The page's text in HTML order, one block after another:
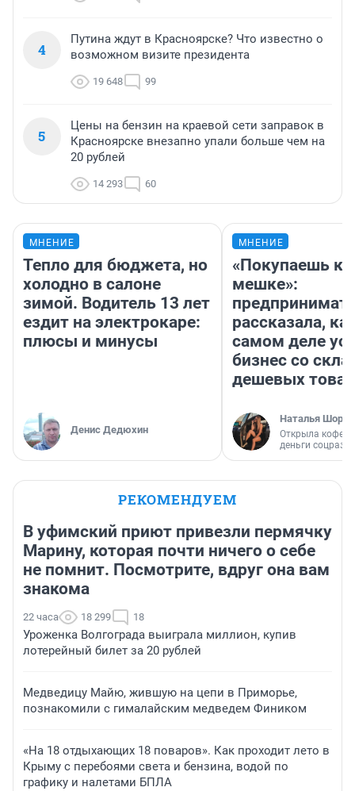
4
Путина ждут в Красноярске? Что известно о
возможном визите президента
19 648 99
5
Цены на бензин на краевой сети заправок в
Красноярске внезапно упали больше чем на
20 рублей
14 293 60
МНЕНИЕ
Тепло для бюджета, но
холодно в салоне
зимой. Водитель 13 лет
ездит на электрокаре:
плюсы и минусы
Денис Дедюхин
МНЕНИЕ
«Покупаешь
мешке»:
рассказала,
самом деле
бизнес со
дешевых
Наталья
Открыла
деньги
РЕКОМЕНДУЕМ
В уфимский приют привезли пермячку
Марину, которая почти ничего о себе
не помнит. Посмотрите, вдруг она вам
знакома
22 часа 18 299 18
Уроженка Волгограда выиграла миллион, купив
лотерейный билет за 20 рублей
Медведицу Майю, жившую на цепи в Приморье,
познакомили с гималайским медведем Фиником
«На 18 отдыхающих 18 поваров». Как проходит лето в
Крыму с перебоями света и бензина, водой по
графику и налетами БПЛА